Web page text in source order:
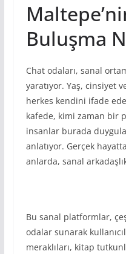
Buluşma
Chat odaları, sanal
yaratıyor. Yaş, cinsiyet
herkes kendini ifade
kafede, kimi zaman bir
insanlar burada
anlatıyor. Gerçek
anlarda, sanal
Bu sanal platformlar,
odalar sunarak
meraklıları, kitap